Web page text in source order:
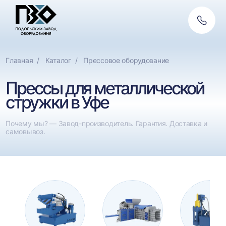
связь
Главная Каталог Прессовое оборудование
Прессы для металлической
стружки в Уфе
Почему мы? — Завод-производитель. Гарантия. Доставка и
самовывоз.
Фильтры
назначению Сбросить